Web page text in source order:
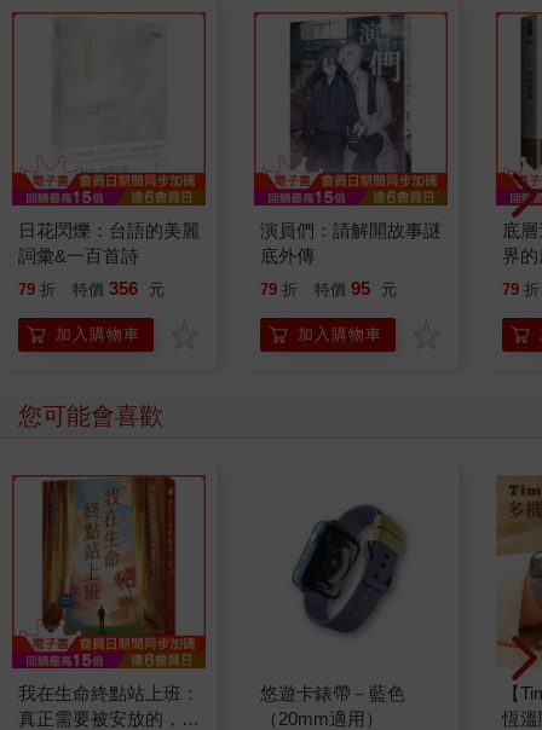
日花閃爍：台語的美麗
詞彙&一百首詩
79 折 特價 356 元
加入購物車
演員們：請解開故事謎
底外傳
79 折 特價 95 元
加入購物車
底
界
79 折
您可能會喜歡
我在生命終點站上班：
真正需要被安放的，其
悠遊卡錶帶－藍色
（20mm適用）
【
恆